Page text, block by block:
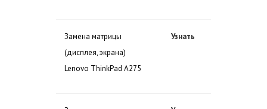
Замена матрицы
(дисплея, экрана)
Lenovo ThinkPad A275
Узнать